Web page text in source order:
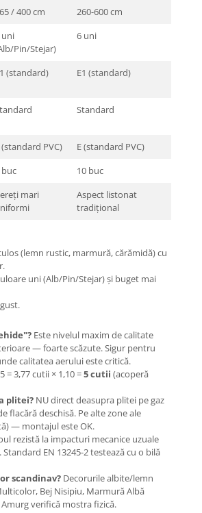
/ 400 cm
260-600 cm
uni
Pin/Stejar)
6 uni
(standard) E1 (standard)
Standard
(standard PVC)
E (standard PVC)
buc
10 buc
mari
Aspect listonat
tradițional
(lemn rustic, marmură, cărămidă) cu
uni (Alb/Pin/Stejar) și buget mai
Este nivelul maxim de calitate
— foarte scăzute. Sigur pentru
calitatea aerului este critică.
= 3,77 cutii × 1,10 =5 cutii (acoperă
plitei? NU direct deasupra plitei pe gaz
flacără deschisă. Pe alte zone ale
— montajul este OK.
rezistă la impacturi mecanice uzuale
EN 13245-2 testează cu o bilă
scandinav? Decorurile albite/lemn
Bej Nisipiu, Marmură Albă
verifică mostra fizică.